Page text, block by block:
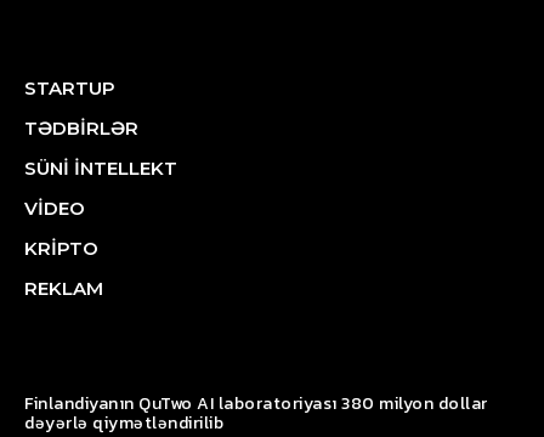
STARTUP
TƏDBİRLƏR
SÜNİ İNTELLEKT
VİDEO
KRİPTO
REKLAM
Finlandiyanın QuTwo AI laboratoriyası 380 milyon dollar
dəyərlə qiymətləndirilib